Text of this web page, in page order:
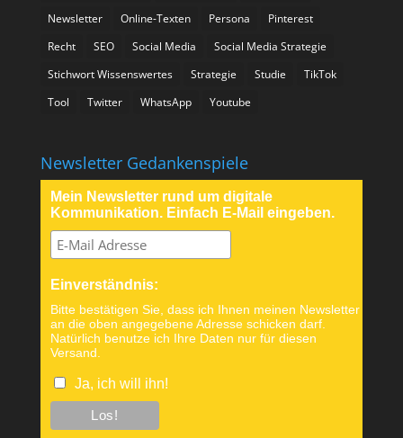
Newsletter
Online-Texten Persona
Pinterest
Recht
SEO Social Media
Social Media Strategie
Stichwort Wissenswertes
Strategie Studie
TikTok
Tool
Twitter WhatsApp Youtube
Newsletter Gedankenspiele
Mein Newsletter rund um digitale
Kommunikation. Einfach E-Mail eingeben.
Einverständnis:
Bitte bestätigen Sie, dass ich Ihnen meinen Newsletter
an die oben angegebene Adresse schicken darf.
Natürlich benutze ich Ihre Daten nur für diesen
Versand.
Ja, ich will ihn!